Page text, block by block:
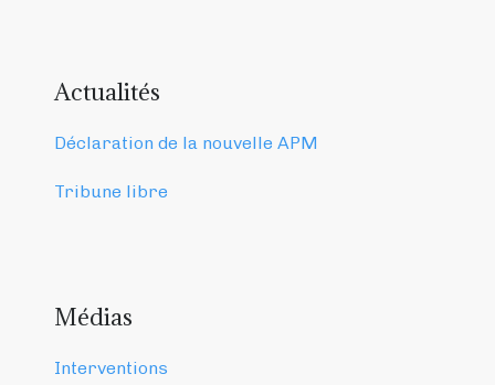
Actualités
Déclaration de la nouvelle APM
Tribune libre
Médias
Interventions